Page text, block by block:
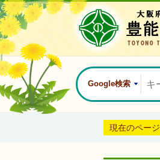
Google検索
現在のページ